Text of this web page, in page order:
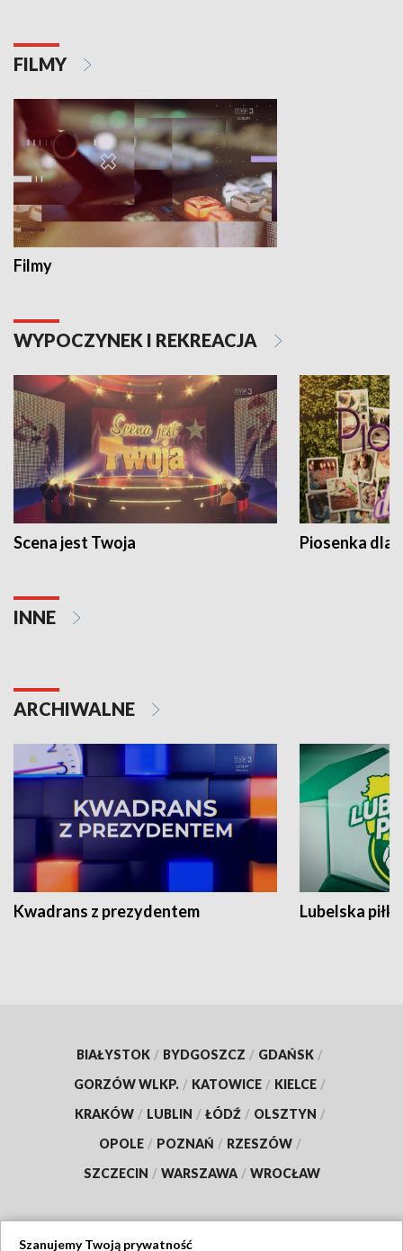
FILMY
Filmy
WYPOCZYNEK I REKREACJA
Scena jest Twoja Piosenka dla
INNE
ARCHIWALNE
Kwadrans z prezydentem Lubelska piłka
BIAŁYSTOK / BYDGOSZCZ / GDAŃSK /
GORZÓW WLKP. / KATOWICE / KIELCE /
KRAKÓW / LUBLIN / ŁÓDŹ / OLSZTYN /
OPOLE / POZNAŃ / RZESZÓW /
SZCZECIN / WARSZAWA / WROCŁAW
Szanujemy Twoją prywatność